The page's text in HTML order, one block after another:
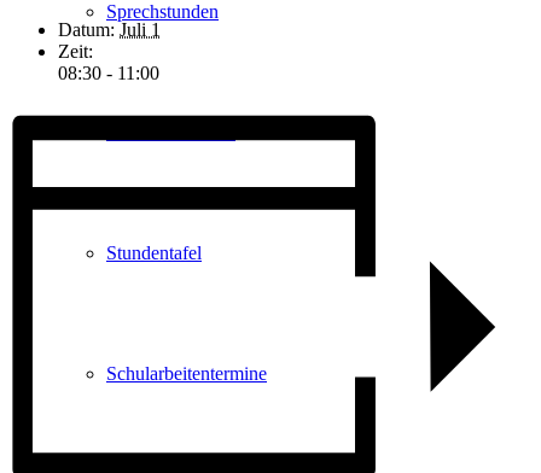
Sprechstunden
Stundentafel
Schularbeitentermine
Datum: Juli 1
Zeit:
08:30 - 11:00